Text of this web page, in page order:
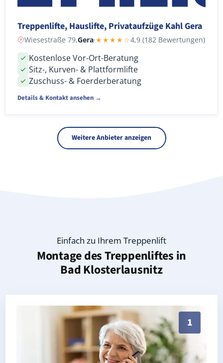
Treppenlifte, Hauslifte, Privataufzüge Kahl Gera
Wiesestraße 79,Gera·★★★★☆4,9 (182 Bewertungen)
Kostenlose Vor-Ort-Beratung
Sitz-, Kurven- & Plattformlifte
Zuschuss- & Foerderberatung
Details & Kontakt ansehen →
Weitere Anbieter anzeigen
Einfach zu Ihrem Treppenlift
Montage des Treppenliftes in
Bad Klosterlausnitz
1
Persönliche Treppenlift-Beratung in Bad